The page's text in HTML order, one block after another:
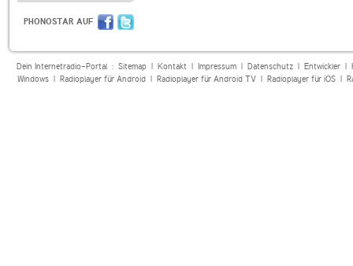
PHONOSTAR AUF
Dein Internetradio-Portal : Sitemap| Kontakt| Impressum| Datenschutz| Entwickler|
Windows| Radioplayer für Android| Radioplayer für Android TV| Radioplayer für iOS|